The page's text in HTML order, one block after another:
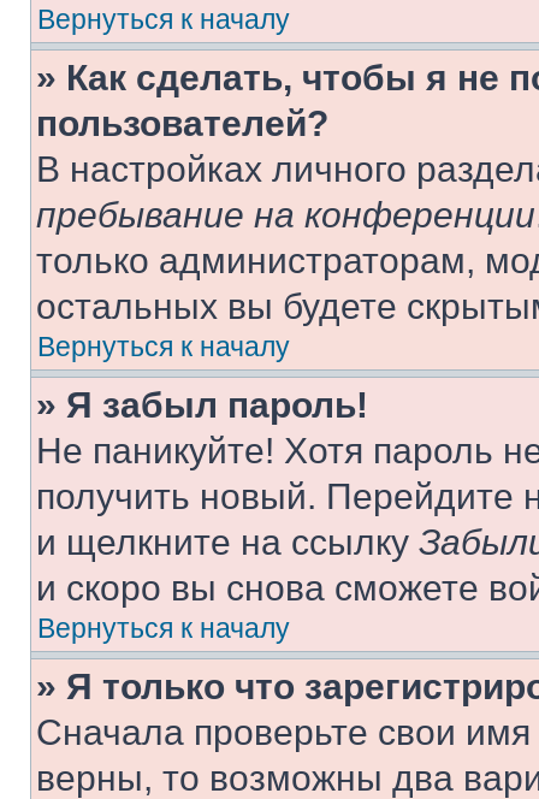
Вернуться к началу
» Как сделать, чтобы я не
пользователей?
В настройках личного
пребывание на конференции
только администраторам,
остальных вы будете
Вернуться к началу
» Я забыл пароль!
Не паникуйте! Хотя пароль
получить новый. Перейдите
и щелкните на ссылку
и скоро вы снова сможете
Вернуться к началу
» Я только что
Сначала проверьте свои
верны, то возможны два